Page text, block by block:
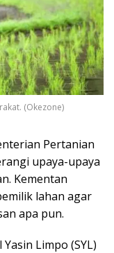
(Okezone)
Pertanian
upaya-upaya
Kementan
lahan agar
apa pun.
Limpo (SYL)